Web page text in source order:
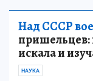
Над СССР
пришельцев:
искала и
НАУКА